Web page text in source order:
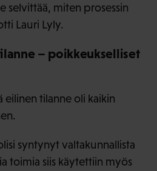
selvittää, miten prosessin
Lauri Lyly.
– poikkeukselliset
eilinen tilanne oli kaikin
syntynyt valtakunnallista
toimia siis käytettiin myös